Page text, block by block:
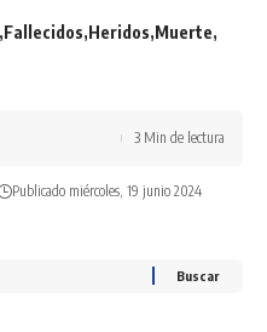
Fallecidos Heridos Muerte
Publicado miércoles, 19 junio 2024
3 Min de lectura